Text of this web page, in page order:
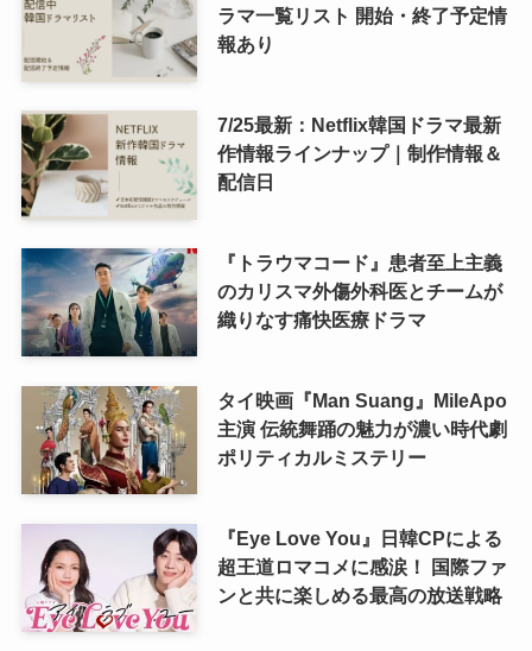
ラマ一覧リスト 開始・終了予定情
報あり
7/25最新：Netflix韓国ドラマ最新
作情報ラインナップ｜制作情報＆
配信日
『トラウマコード』患者至上主義
のカリスマ外傷外科医とチームが
織りなす痛快医療ドラマ
タイ映画『Man Suang』MileApo
主演 伝統舞踊の魅力が濃い時代劇
ポリティカルミステリー
『Eye Love You』日韓CPによる
超王道ロマコメに感涙！ 国際ファ
ンと共に楽しめる最高の放送戦略